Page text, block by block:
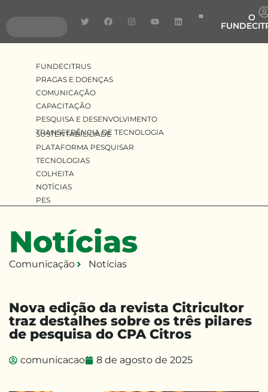
O
SUSTENTABILIDADE
PLATAFORMA PESQUISAR
TECNOLOGIAS
COLHEITA
NOTÍCIAS
PES
FUNDECITRUS
PRAGAS E DOENÇAS
COMUNICAÇÃO
CAPACITAÇÃO
PESQUISA E DESENVOLVIMENTO
TRANSFERÊNCIA DE TECNOLOGIA
Notícias
Comunicação Notícias
comunicacao 8 de agosto de 2025
Nova edição da revista Citricultor
traz destalhes sobre os três pilares
de pesquisa do CPA Citros